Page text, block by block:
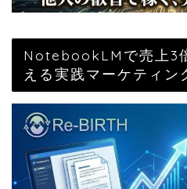
NotebookLMで売上3
える実践マーケティン